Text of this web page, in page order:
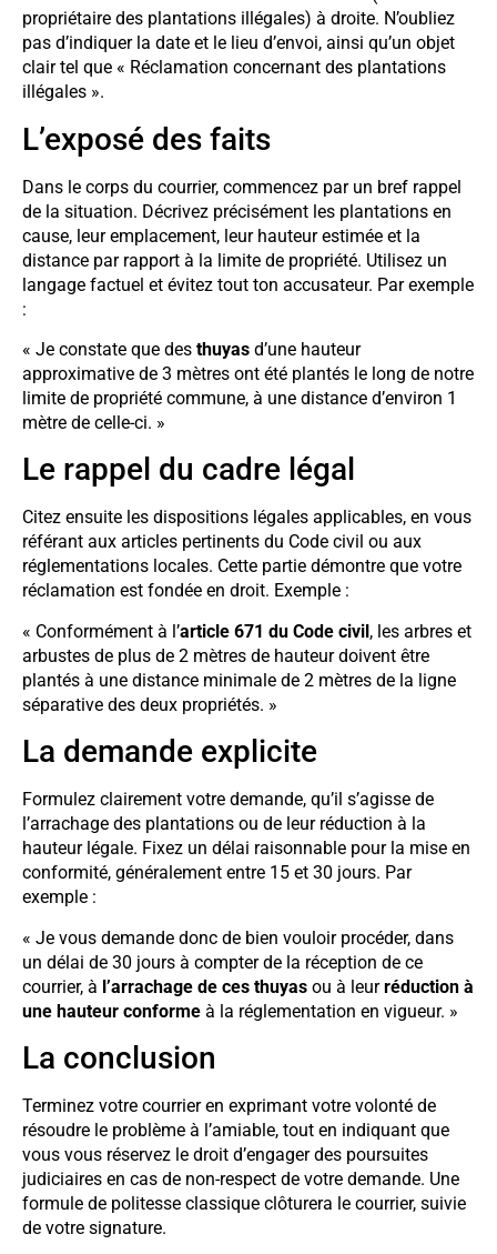
propriétaire des plantations illégales) à droite. N’oubliez
pas d’indiquer la date et le lieu d’envoi, ainsi qu’un objet
clair tel que « Réclamation concernant des plantations
illégales ».
L’exposé des faits
Dans le corps du courrier, commencez par un bref rappel
de la situation. Décrivez précisément les plantations en
cause, leur emplacement, leur hauteur estimée et la
distance par rapport à la limite de propriété. Utilisez un
langage factuel et évitez tout ton accusateur. Par exemple
:
« Je constate que des thuyas d’une hauteur
approximative de 3 mètres ont été plantés le long de notre
limite de propriété commune, à une distance d’environ 1
mètre de celle-ci. »
Le rappel du cadre légal
Citez ensuite les dispositions légales applicables, en vous
référant aux articles pertinents du Code civil ou aux
réglementations locales. Cette partie démontre que votre
réclamation est fondée en droit. Exemple :
« Conformément à l’article 671 du Code civil, les arbres et
arbustes de plus de 2 mètres de hauteur doivent être
plantés à une distance minimale de 2 mètres de la ligne
séparative des deux propriétés. »
La demande explicite
Formulez clairement votre demande, qu’il s’agisse de
l’arrachage des plantations ou de leur réduction à la
hauteur légale. Fixez un délai raisonnable pour la mise en
conformité, généralement entre 15 et 30 jours. Par
exemple :
« Je vous demande donc de bien vouloir procéder, dans
un délai de 30 jours à compter de la réception de ce
courrier, à l’arrachage de ces thuyas ou à leurréduction à
une hauteur conforme à la réglementation en vigueur. »
La conclusion
Terminez votre courrier en exprimant votre volonté de
résoudre le problème à l’amiable, tout en indiquant que
vous vous réservez le droit d’engager des poursuites
judiciaires en cas de non-respect de votre demande. Une
formule de politesse classique clôturera le courrier, suivie
de votre signature.